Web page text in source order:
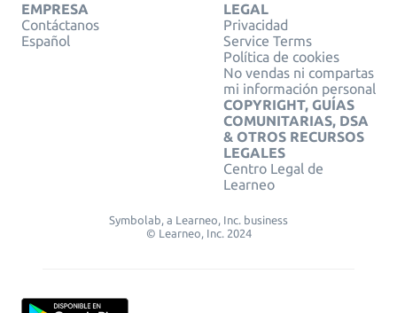
EMPRESA
Contáctanos
Español
LEGAL
Privacidad
Service Terms
Política de cookies
No vendas ni compartas
mi información personal
COPYRIGHT, GUÍAS
COMUNITARIAS, DSA
& OTROS RECURSOS
LEGALES
Centro Legal de
Learneo
Symbolab, a Learneo, Inc. business
© Learneo, Inc. 2024